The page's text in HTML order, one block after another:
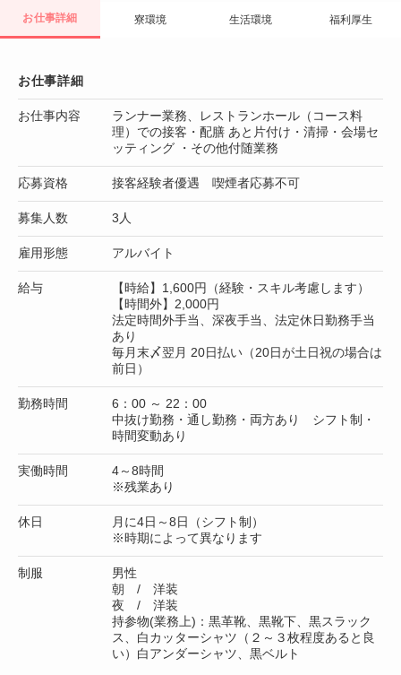
お仕事詳細 寮環境 生活環境 福利厚生
お仕事詳細
お仕事内容
ランナー業務、レストランホール（コース料
理）での接客・配膳 あと片付け・清掃・会場セ
ッティング ・その他付随業務
応募資格 接客経験者優遇 喫煙者応募不可
募集人数 3人
雇用形態 アルバイト
給与
【時給】1,600円（経験・スキル考慮します）
【時間外】2,000円
法定時間外手当、深夜手当、法定休日勤務手当
あり
毎月末〆翌月 20日払い（20日が土日祝の場合は
前日）
勤務時間
6：00 ～ 22：00
中抜け勤務・通し勤務・両方あり シフト制・
時間変動あり
実働時間
4～8時間
※残業あり
休日
月に4日～8日（シフト制）
※時期によって異なります
制服
男性
朝 / 洋装
夜 / 洋装
持参物(業務上)：黒革靴、黒靴下、黒スラック
ス、白カッターシャツ（２～３枚程度あると良
い）白アンダーシャツ、黒ベルト